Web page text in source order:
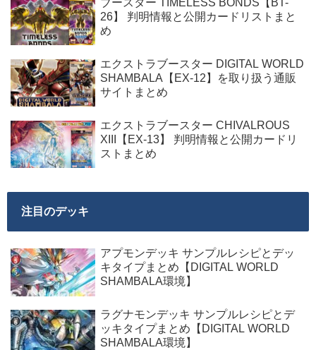
26】 判明情報と公開カードリストまと
め
エクストラブースター DIGITAL WORLD
SHAMBALA【EX-12】を取り扱う通販
サイトまとめ
エクストラブースター CHIVALROUS
XIII【EX-13】 判明情報と公開カードリ
ストまとめ
注目のデッキ
アプモンデッキ サンプルレシピとデッ
キタイプまとめ【DIGITAL WORLD
SHAMBALA環境】
ラグナモンデッキ サンプルレシピとデ
ッキタイプまとめ【DIGITAL WORLD
SHAMBALA環境】